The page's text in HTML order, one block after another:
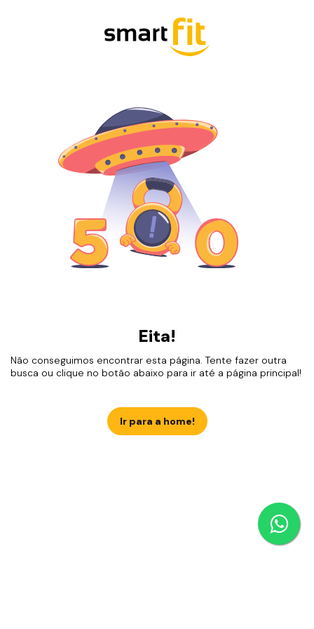
Eita!
Não conseguimos encontrar esta página. Tente fazer outra
busca ou clique no botão abaixo para ir até a página principal!
Ir para a home!